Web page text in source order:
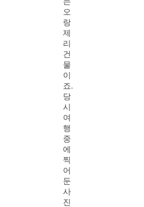
오
랑
제
리
건
물
이
죠.
당
시
여
행
중
에
찍
어
둔
사
진